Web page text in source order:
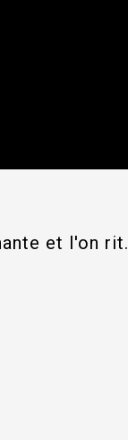
et l'on rit.